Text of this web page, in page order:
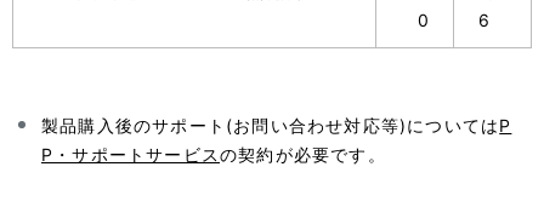
0
6
製品購入後のサポート(お問い合わせ対応等)についてはP
P・サポートサービスの契約が必要です。